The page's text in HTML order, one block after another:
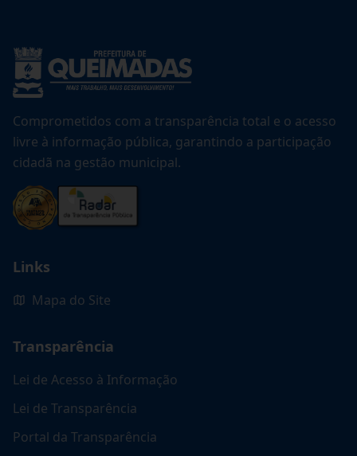
Comprometidos com a transparência total e o acesso
livre à informação pública, garantindo a participação
cidadã na gestão municipal.
Links
Mapa do Site
Transparência
Lei de Acesso à Informação
Lei de Transparência
Portal da Transparência